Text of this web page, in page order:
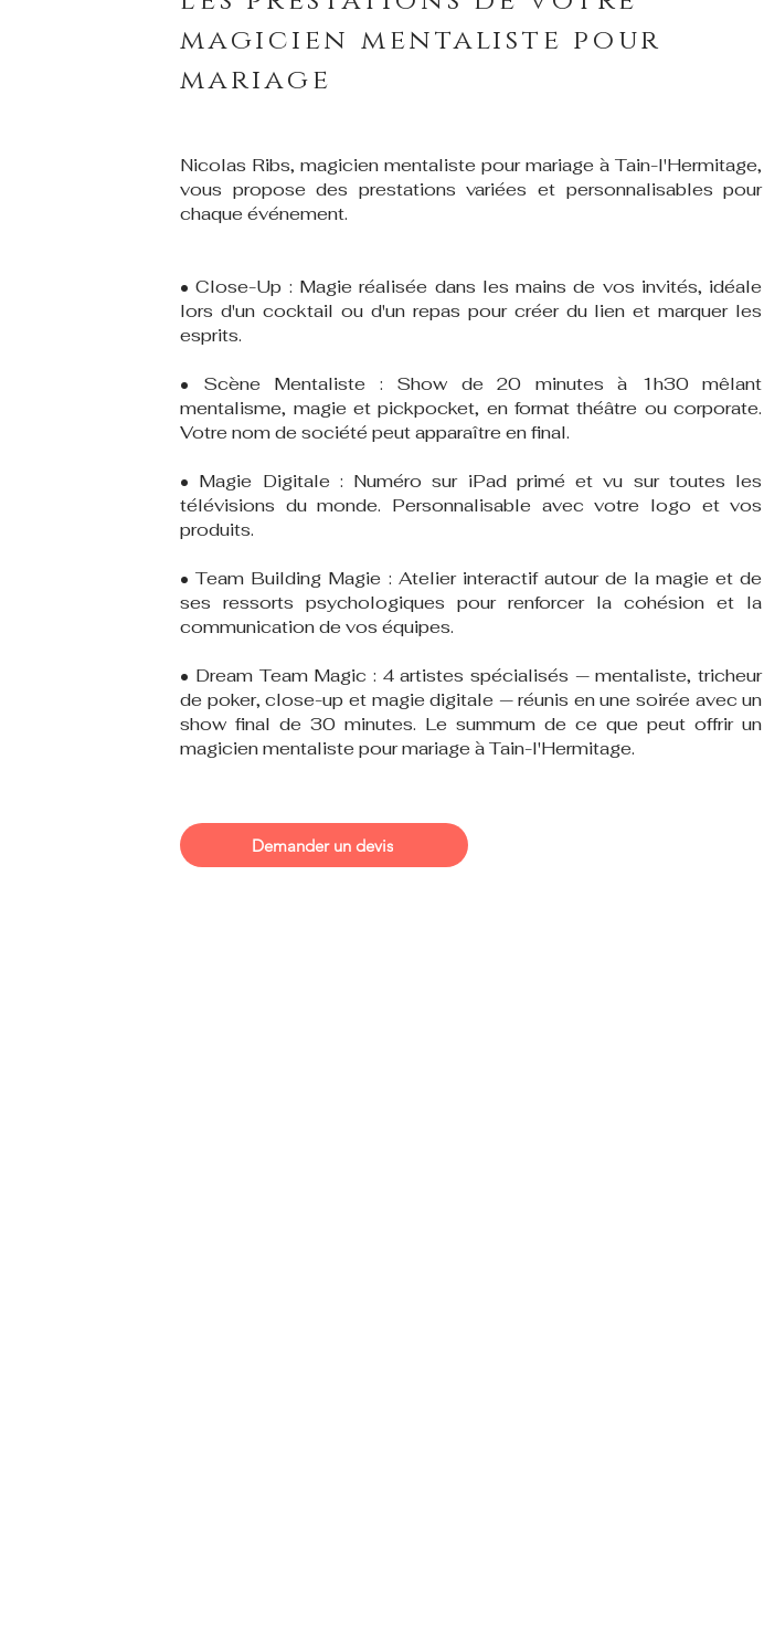
magicien mentaliste pour
mariage
Nicolas Ribs, magicien mentaliste pour mariage à Tain-l'Hermitage,
vous propose des prestations variées et personnalisables pour
chaque événement.
• Close-Up : Magie réalisée dans les mains de vos invités, idéale
lors d'un cocktail ou d'un repas pour créer du lien et marquer les
esprits.
• Scène Mentaliste : Show de 20 minutes à 1h30 mêlant
mentalisme, magie et pickpocket, en format théâtre ou corporate.
Votre nom de société peut apparaître en final.
• Magie Digitale : Numéro sur iPad primé et vu sur toutes les
télévisions du monde. Personnalisable avec votre logo et vos
produits.
• Team Building Magie : Atelier interactif autour de la magie et de
ses ressorts psychologiques pour renforcer la cohésion et la
communication de vos équipes.
• Dream Team Magic : 4 artistes spécialisés — mentaliste, tricheur
de poker, close-up et magie digitale — réunis en une soirée avec un
show final de 30 minutes. Le summum de ce que peut offrir un
magicien mentaliste pour mariage à Tain-l'Hermitage.
Demander un devis